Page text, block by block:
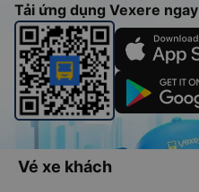
Tải ứng dụng Vexere ngay
Vé xe khách